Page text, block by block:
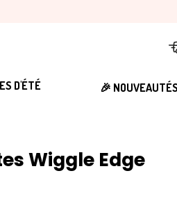
D'ÉTÉ 🎉 NOUVEAUTÉS
Wiggle Edge